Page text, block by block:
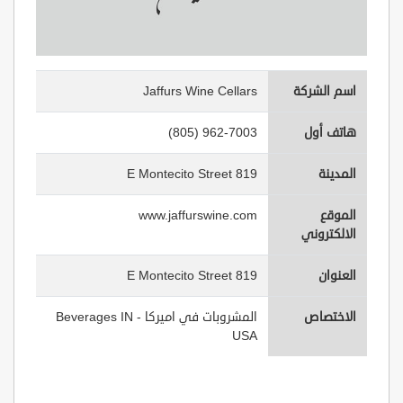
اسم الشركة Jaffurs Wine Cellars
هاتف أول (805) 962-7003
المدينة 819 E Montecito Street
الموقع
الالكتروني
www.jaffurswine.com
العنوان 819 E Montecito Street
الاختصاص
المشروبات في اميركا - Beverages IN
USA